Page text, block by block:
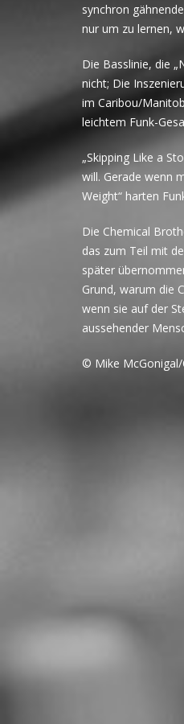
synchron
nur um zu lernen,
Die Basslinie, die
nicht; Die
im Caribou/
leichtem Funk-
„Skipping Like a
will. Gerade wenn
Weight“ harten
Die Chemical
das zum Teil mit
später
Grund, warum die
wenn sie auf der
aussehender
© Mike